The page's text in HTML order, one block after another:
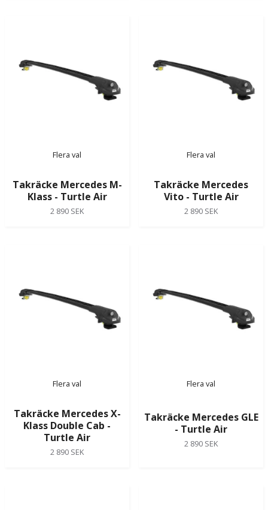
Flera val
Takräcke Mercedes M-
Klass - Turtle Air
2 890 SEK
Flera val
Takräcke Mercedes
Vito - Turtle Air
2 890 SEK
Flera val
Takräcke Mercedes X-
Klass Double Cab -
Turtle Air
2 890 SEK
Flera val
Takräcke Mercedes GLE
- Turtle Air
2 890 SEK